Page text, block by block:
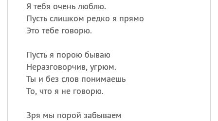
Я тебя очень люблю.
Пусть слишком редко я прямо
Это тебе говорю.
Пусть я порою бываю
Неразговорчив, угрюм.
Ты и без слов понимаешь
То, что я не говорю.
Зря мы порой забываем